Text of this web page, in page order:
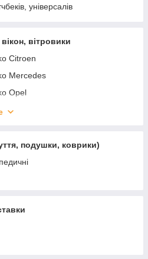
універсалів
вітровики
Citroen
Mercedes
Opel
Renault
VW
подушки, коврики)